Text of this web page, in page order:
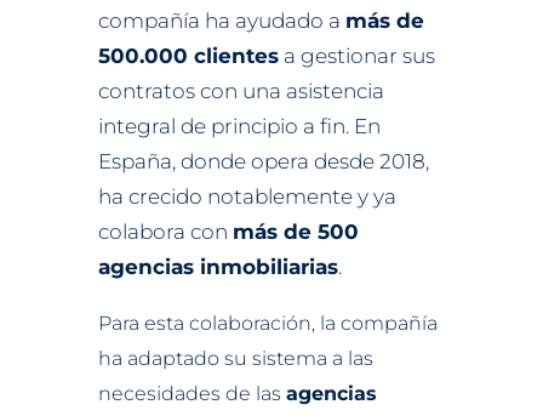
compañía ha ayudado a más de
500.000 clientesa gestionar sus
contratos con una asistencia
integral de principio a fin. En
España, donde opera desde 2018,
ha crecido notablemente y ya
colabora con más de 500
agencias inmobiliarias.
Para esta colaboración, la compañía
ha adaptado su sistema a las
necesidades de las agencias